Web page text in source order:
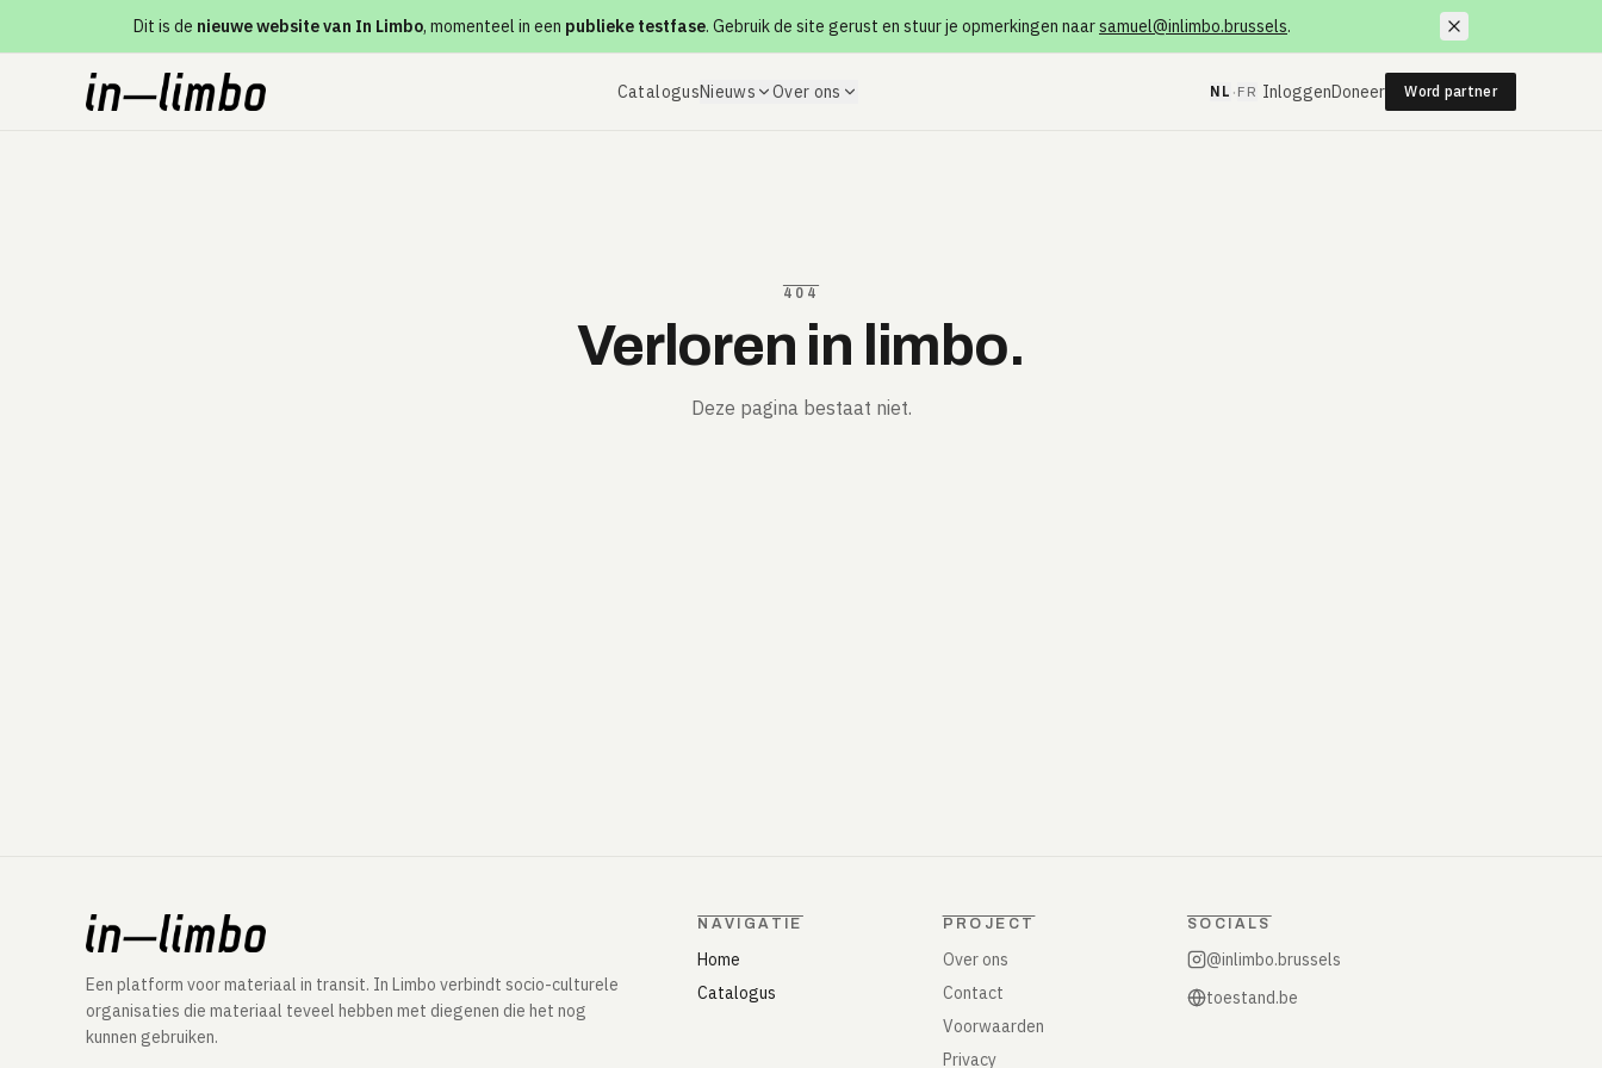
Dit is de nieuwe website van In Limbo, momenteel in een publieke testfase. Gebruik de site gerust en stuur je opmerkingen naarsamuel@inlimbo.brussels.
CatalogusNieuws Over ons NL · FR InloggenDoneer Word partner
404
Verloren in limbo.
Deze pagina bestaat niet.
Een platform voor materiaal in transit. In Limbo verbindt socio-culturele
organisaties die materiaal teveel hebben met diegenen die het nog
kunnen gebruiken.
NAVIGATIE
Home
Catalogus
PROJECT
Over ons
Contact
Voorwaarden
Privacy
SOCIALS
@inlimbo.brussels
toestand.be